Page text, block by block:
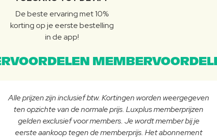
De beste ervaring met 10%
korting op je eerste bestelling
in de app!
Alle prijzen zijn inclusief btw. Kortingen worden weergegeven
ten opzichte van de normale prijs. Luxplus memberprijzen
gelden exclusief voor members. Je wordt member bij je
eerste aankoop tegen de memberprijs. Het abonnement